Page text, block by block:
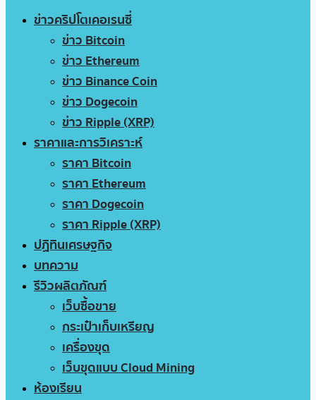
ข่าวคริปโตเคอเรนซี่
ข่าว Bitcoin
ข่าว Ethereum
ข่าว Binance Coin
ข่าว Dogecoin
ข่าว Ripple (XRP)
ราคาและการวิเคราะห์
ราคา Bitcoin
ราคา Ethereum
ราคา Dogecoin
ราคา Ripple (XRP)
ปฏิทินเศรษฐกิจ
บทความ
รีวิวผลิตภัณฑ์
เว็บซื้อขาย
กระเป๋าเก็บเหรียญ
เครื่องขุด
เว็บขุดแบบ Cloud Mining
ห้องเรียน